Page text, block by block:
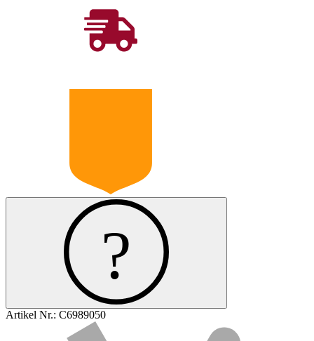
Artikel Nr.: C6989050